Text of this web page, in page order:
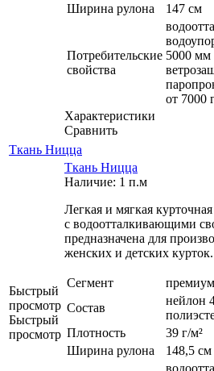
Ширина рулона
147 см
Потребительские
свойства
5000 мм
от 7000
Характеристики
Сравнить
Ткань Ницца
Быстрый
просмотр
Быстрый
просмотр
Ткань Ницца
Наличие: 1 п.м
Легкая и мягкая
с водоотталкивающими
предназначена для
женских и детских курток.
Сегмент
премиум
Состав
нейлон
Плотность
39 г/м²
Ширина рулона
148,5 см